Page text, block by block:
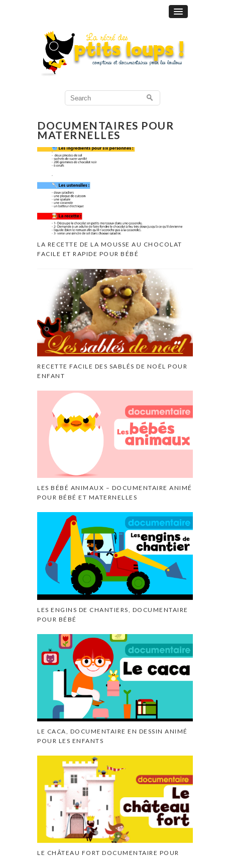
Search
for:
DOCUMENTAIRES POUR
MATERNELLES
LA RECETTE DE LA MOUSSE AU CHOCOLAT
FACILE ET RAPIDE POUR BÉBÉ
RECETTE FACILE DES SABLÉS DE NOËL POUR
ENFANT
LES BÉBÉ ANIMAUX – DOCUMENTAIRE ANIMÉ
POUR BÉBÉ ET MATERNELLES
LES ENGINS DE CHANTIERS, DOCUMENTAIRE
POUR BÉBÉ
LE CACA, DOCUMENTAIRE EN DESSIN ANIMÉ
POUR LES ENFANTS
LE CHÂTEAU FORT DOCUMENTAIRE POUR